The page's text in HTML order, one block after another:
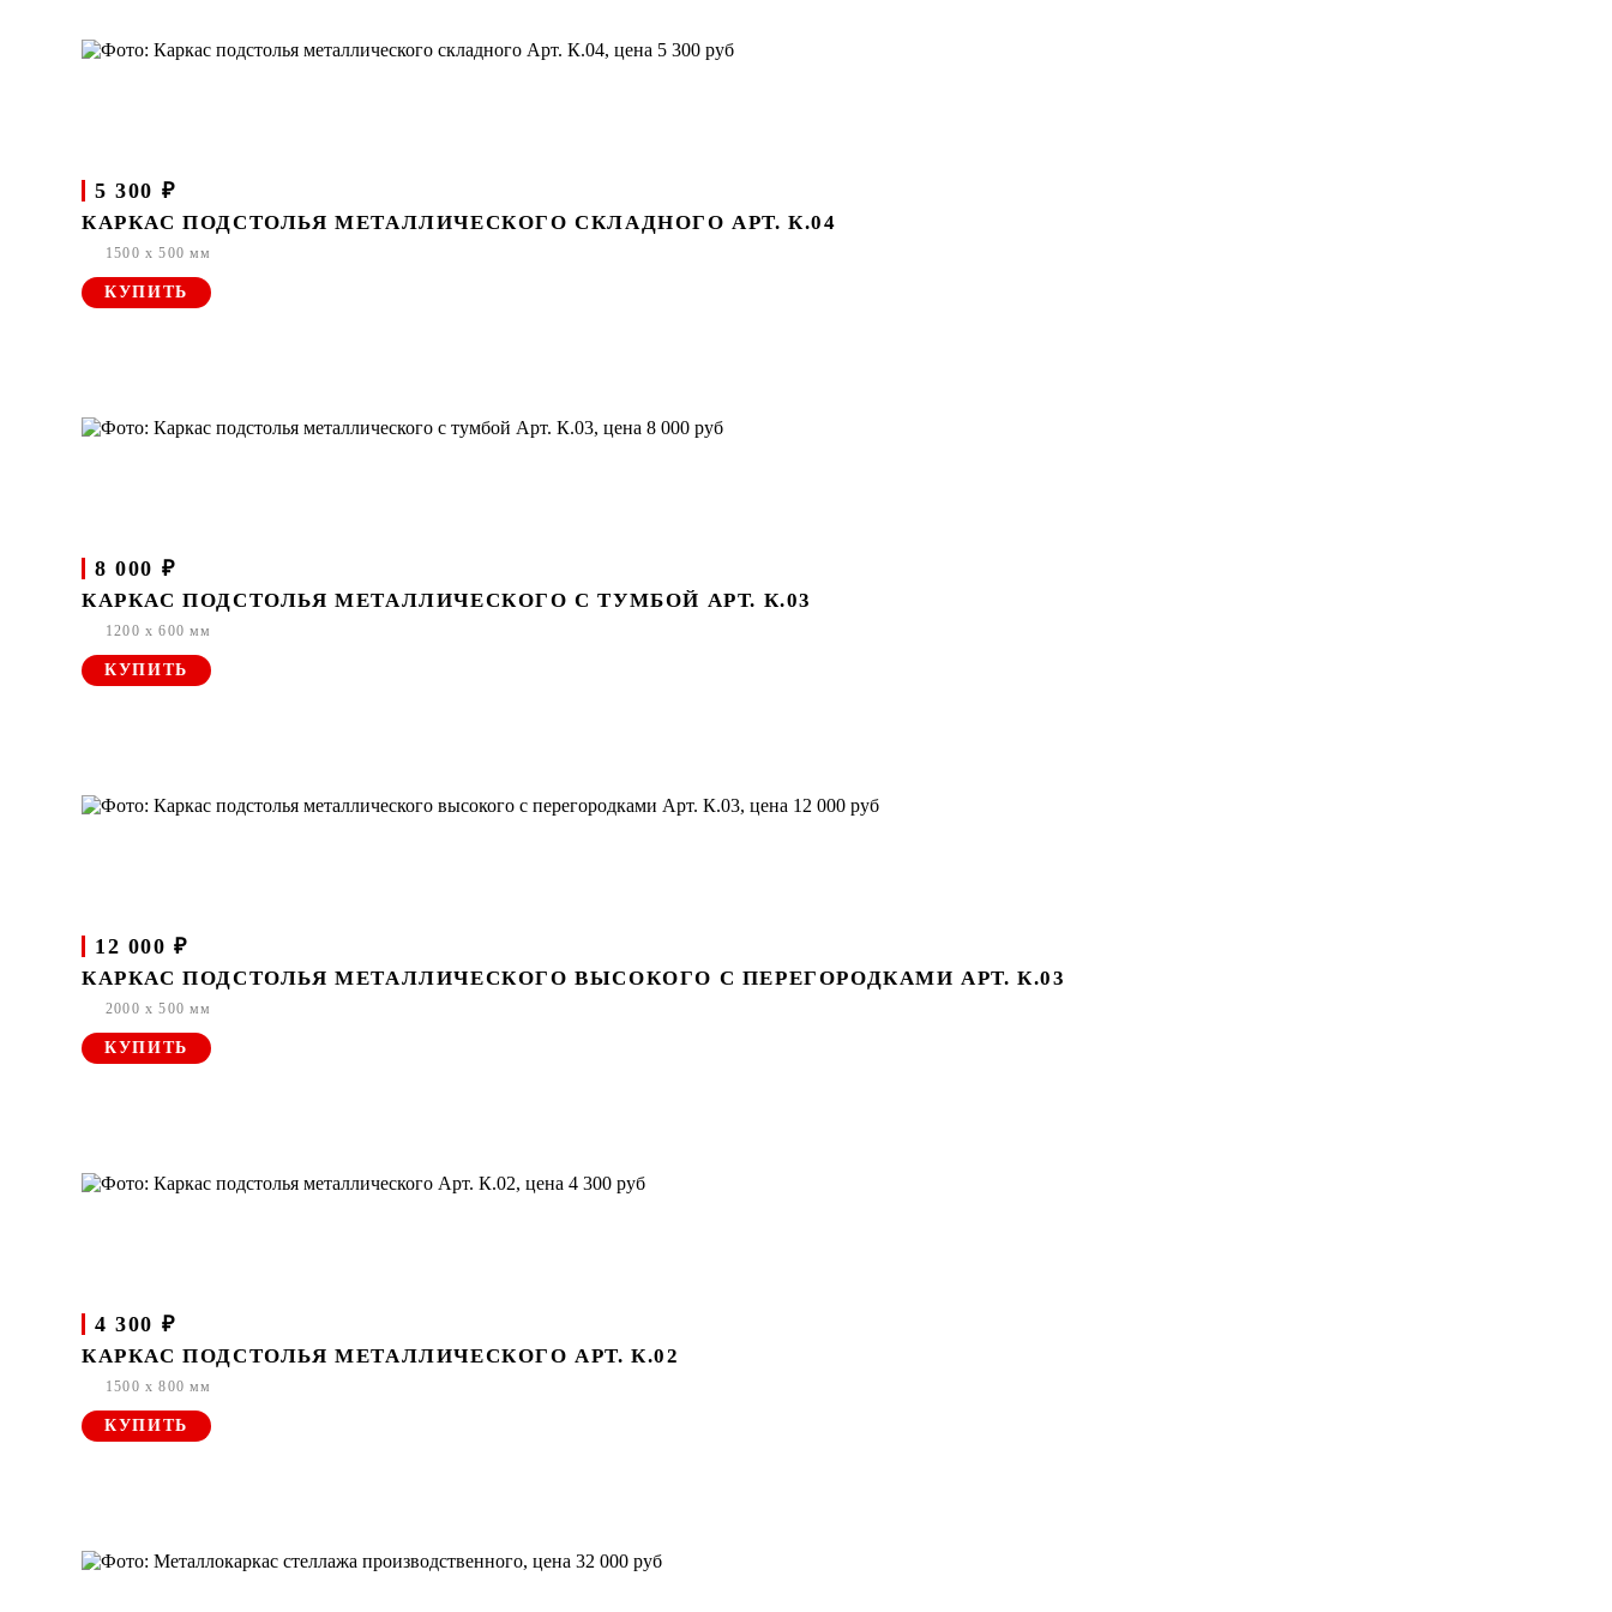
5 300 ₽
КАРКАС ПОДСТОЛЬЯ МЕТАЛЛИЧЕСКОГО СКЛАДНОГО АРТ. К.04
1500 x 500 мм
КУПИТЬ
8 000 ₽
КАРКАС ПОДСТОЛЬЯ МЕТАЛЛИЧЕСКОГО С ТУМБОЙ АРТ. К.03
1200 x 600 мм
КУПИТЬ
12 000 ₽
КАРКАС ПОДСТОЛЬЯ МЕТАЛЛИЧЕСКОГО ВЫСОКОГО С ПЕРЕГОРОДКАМИ АРТ. К.03
2000 x 500 мм
КУПИТЬ
4 300 ₽
КАРКАС ПОДСТОЛЬЯ МЕТАЛЛИЧЕСКОГО АРТ. К.02
1500 x 800 мм
КУПИТЬ